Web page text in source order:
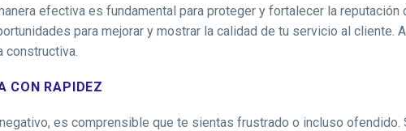
efectiva es fundamental para proteger y fortalecer la
para mejorar y mostrar la calidad de tu servicio al cliente.
constructiva.
CON RAPIDEZ
es comprensible que te sientas frustrado o incluso ofendido.